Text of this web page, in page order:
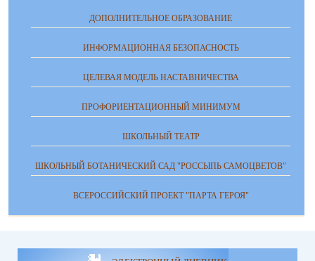
ДОПОЛНИТЕЛЬНОЕ ОБРАЗОВАНИЕ
ИНФОРМАЦИОННАЯ БЕЗОПАСНОСТЬ
ЦЕЛЕВАЯ МОДЕЛЬ НАСТАВНИЧЕСТВА
ПРОФОРИЕНТАЦИОННЫЙ МИНИМУМ
ШКОЛЬНЫЙ ТЕАТР
ШКОЛЬНЫЙ БОТАНИЧЕСКИЙ САД "РОССЫПЬ САМОЦВЕТОВ"
ВСЕРОССИЙСКИЙ ПРОЕКТ "ПАРТА ГЕРОЯ"